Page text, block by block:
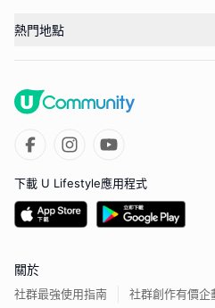
熱門地點
下載 U Lifestyle應用程式
關於
社群最強使用指南 社群創作有價企